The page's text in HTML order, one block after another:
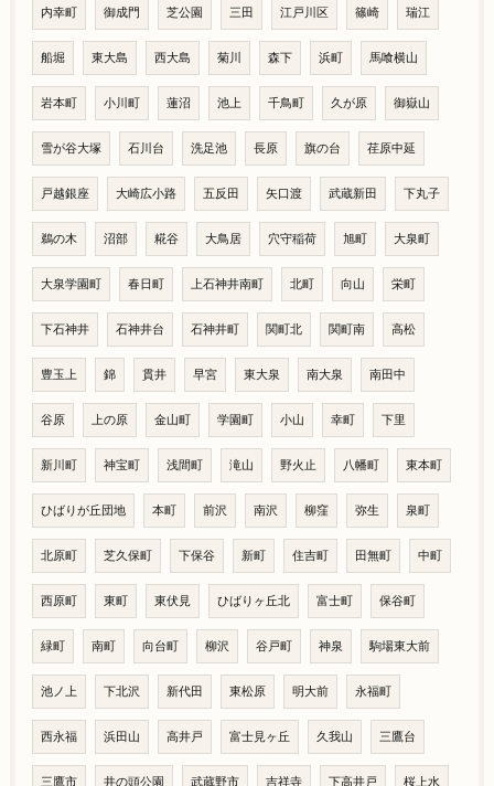
内幸町 御成門 芝公園 三田 江戸川区 篠崎 瑞江
船堀 東大島 西大島 菊川 森下 浜町 馬喰横山
岩本町 小川町 蓮沼 池上 千鳥町 久が原 御嶽山
雪が谷大塚 石川台 洗足池 長原 旗の台 荏原中延
戸越銀座 大崎広小路 五反田 矢口渡 武蔵新田 下丸子
鵜の木 沼部 糀谷 大鳥居 穴守稲荷 旭町 大泉町
大泉学園町 春日町 上石神井南町 北町 向山 栄町
下石神井 石神井台 石神井町 関町北 関町南 高松
豊玉上 錦 貫井 早宮 東大泉 南大泉 南田中
谷原 上の原 金山町 学園町 小山 幸町 下里
新川町 神宝町 浅間町 滝山 野火止 八幡町 東本町
ひばりが丘団地 本町 前沢 南沢 柳窪 弥生 泉町
北原町 芝久保町 下保谷 新町 住吉町 田無町 中町
西原町 東町 東伏見 ひばりヶ丘北 富士町 保谷町
緑町 南町 向台町 柳沢 谷戸町 神泉 駒場東大前
池ノ上 下北沢 新代田 東松原 明大前 永福町
西永福 浜田山 高井戸 富士見ヶ丘 久我山 三鷹台
三鷹市 井の頭公園 武蔵野市 吉祥寺 下高井戸 桜上水